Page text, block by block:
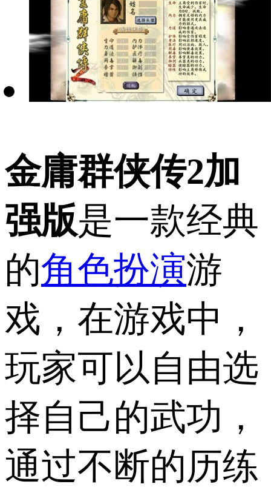
金庸群侠传2加
强版是一款经典
的角色扮演游
戏，在游戏中，
玩家可以自由选
择自己的武功，
通过不断的历练